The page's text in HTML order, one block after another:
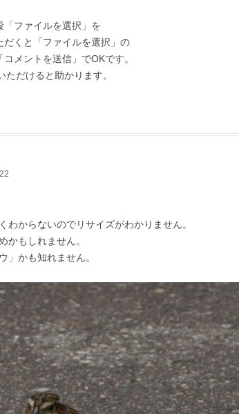
「ファイルを選択」を
くと「ファイルを選択」の
メントを送信」でOKです。
だけると助かります。
わからないのでリサイズがわかりません。
かもしれません。
」かも知れません。